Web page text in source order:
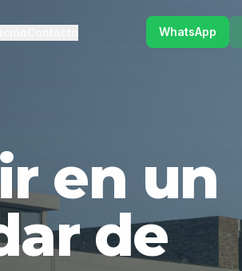
WhatsApp
en un
de